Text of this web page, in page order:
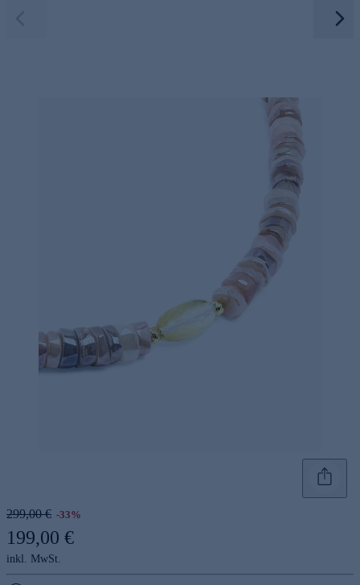
299,00 € -33%
199,00 €
inkl. MwSt.